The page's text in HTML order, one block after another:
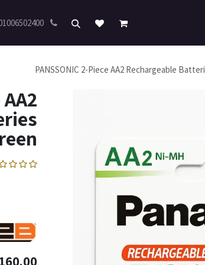
PANSSONIC 2-Piece AA2 Rechargeable
160.00